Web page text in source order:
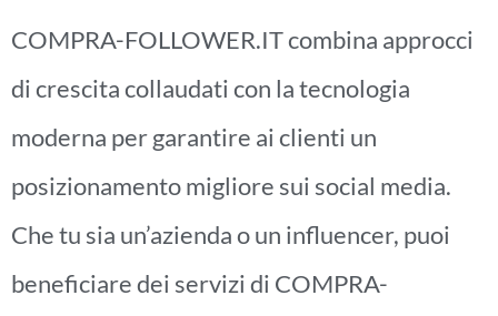
COMPRA-FOLLOWER.IT combina approcci
di crescita collaudati con la tecnologia
moderna per garantire ai clienti un
posizionamento migliore sui social media.
Che tu sia un’azienda o un influencer, puoi
beneficiare dei servizi di COMPRA-